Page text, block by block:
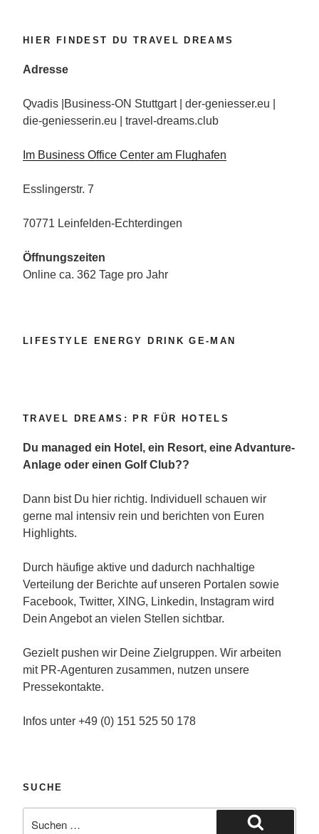
HIER FINDEST DU TRAVEL DREAMS
Adresse
Qvadis |Business-ON Stuttgart | der-geniesser.eu |
die-geniesserin.eu | travel-dreams.club
Im Business Office Center am Flughafen
Esslingerstr. 7
70771 Leinfelden-Echterdingen
Öffnungszeiten
Online ca. 362 Tage pro Jahr
LIFESTYLE ENERGY DRINK GE-MAN
TRAVEL DREAMS: PR FÜR HOTELS
Du managed ein Hotel, ein Resort, eine Advanture-
Anlage oder einen Golf Club??
Dann bist Du hier richtig. Individuell schauen wir
gerne mal intensiv rein und berichten von Euren
Highlights.
Durch häufige aktive und dadurch nachhaltige
Verteilung der Berichte auf unseren Portalen sowie
Facebook, Twitter, XING, Linkedin, Instagram wird
Dein Angebot an vielen Stellen sichtbar.
Gezielt pushen wir Deine Zielgruppen. Wir arbeiten
mit PR-Agenturen zusammen, nutzen unsere
Pressekontakte.
Infos unter +49 (0) 151 525 50 178
SUCHE